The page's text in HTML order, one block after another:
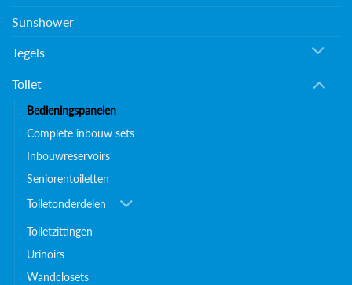
Sunshower
Tegels
Toilet
Bedieningspanelen
Complete inbouw sets
Inbouwreservoirs
Seniorentoiletten
Toiletonderdelen
Toiletzittingen
Urinoirs
Wandclosets